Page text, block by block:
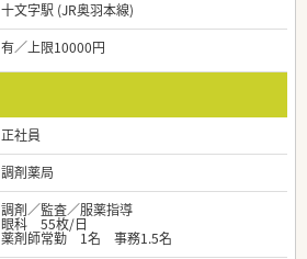
十文字駅 (JR奥羽本線)
有／上限10000円
正社員
調剤薬局
調剤／監査／服薬指導
眼科 55枚/日
薬剤師常勤 1名 事務1.5名